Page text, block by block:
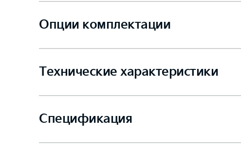
Опции комплектации
Технические характеристики
Спецификация